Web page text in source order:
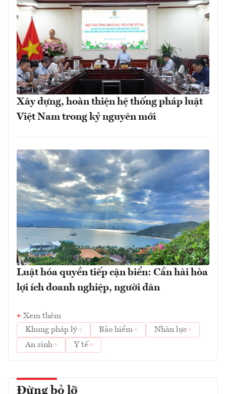
Xây dựng, hoàn thiện hệ thống pháp luật
Việt Nam trong kỷ nguyên mới
Luật hóa quyền tiếp cận biển: Cần hài hòa
lợi ích doanh nghiệp, người dân
Xem thêm
Khung pháp lý
Bảo hiểm
Nhân lực
An sinh
Y tế
Đừng bỏ lỡ